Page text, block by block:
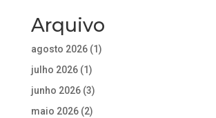
Arquivo
agosto 2026(1)
julho 2026(1)
junho 2026(3)
maio 2026(2)